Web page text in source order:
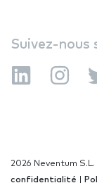
Suivez-nous
2026 Neventum
confidentialité